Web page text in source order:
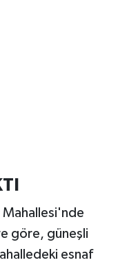
Mahallesi'nde
göre, güneşli
esnaf